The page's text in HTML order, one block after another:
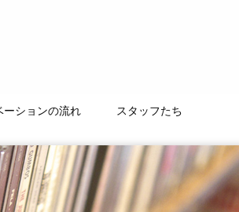
ーションの流れ スタッフたち